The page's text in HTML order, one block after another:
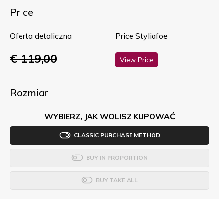
Price
Oferta detaliczna
€ 119,00
Price Styliafoe
View Price
Rozmiar
WYBIERZ, JAK WOLISZ KUPOWAĆ
CLASSIC PURCHASE METHOD
BUY IN PROPORTION
BUY TAKE ALL